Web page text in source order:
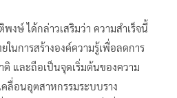
งษ์ ได้กล่าวเสริมว่า ความสำเร็จนี้
นการสร้างองค์ความรู้เพื่อลดการ
ติ และถือเป็นจุดเริ่มต้นของความ
คลื่อนอุตสาหกรรมระบบราง